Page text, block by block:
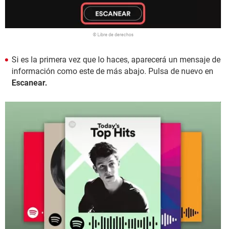
© Libre de derechos
Si es la primera vez que lo haces, aparecerá un mensaje de
información como este de más abajo. Pulsa de nuevo en
Escanear.